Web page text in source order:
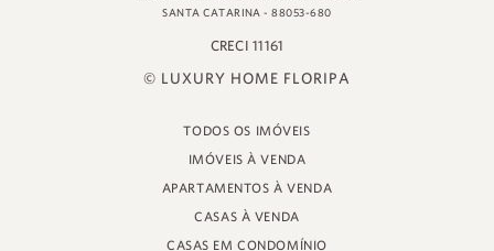
RUA PROF. HEINZ BRAUNSPERGER, 88 - LOJA 3
JURERÊ INTERNACIONAL, FLORIANÓPOLIS
SANTA CATARINA - 88053-680
© LUXURY HOME FLORIPA
TODOS OS IMÓVEIS
IMÓVEIS À VENDA
APARTAMENTOS À VENDA
CASAS À VENDA
CASAS EM CONDOMÍNIO